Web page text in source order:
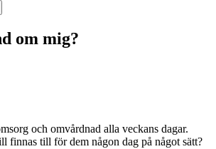
om mig?
och omvårdnad alla veckans dagar.
finnas till för dem någon dag på något sätt?